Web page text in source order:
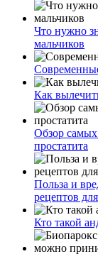
Что нужно
мальчиков
Как
Обзор
простатита
Польза и
рецептов
Кто такой